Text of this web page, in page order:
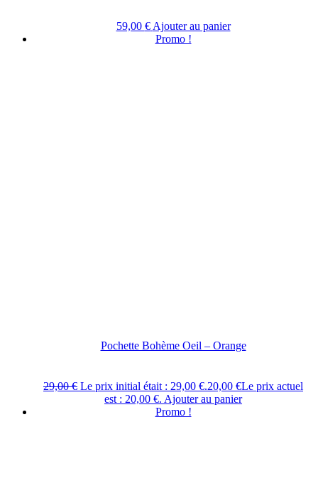
59,00 € Ajouter au panier
Promo !
Pochette Bohème Oeil – Orange
29,00€ Le prix initial était : 29,00 €.20,00 €Le prix actuel
est : 20,00 €. Ajouter au panier
Promo !